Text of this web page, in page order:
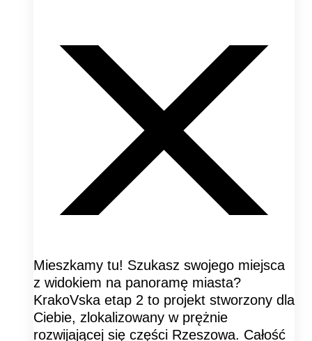
Mieszkamy tu! Szukasz swojego miejsca
z widokiem na panoramę miasta?
KrakoVska etap 2 to projekt stworzony dla
Ciebie, zlokalizowany w prężnie
rozwijającej się części Rzeszowa. Całość